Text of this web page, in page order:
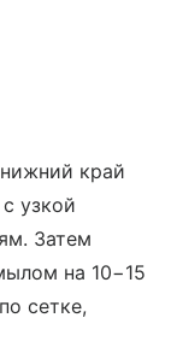
край
узкой
Затем
на 10−15
сетке,